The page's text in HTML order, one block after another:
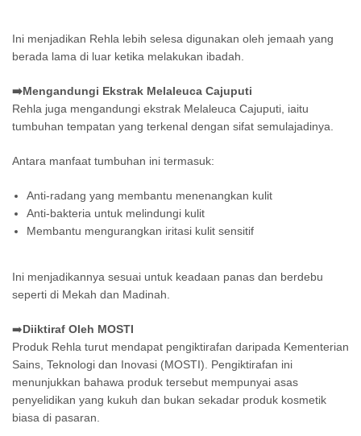
Ini menjadikan Rehla lebih selesa digunakan oleh jemaah yang
berada lama di luar ketika melakukan ibadah.
➡️Mengandungi Ekstrak Melaleuca Cajuputi
Rehla juga mengandungi ekstrak Melaleuca Cajuputi, iaitu
tumbuhan tempatan yang terkenal dengan sifat semulajadinya.
Antara manfaat tumbuhan ini termasuk:
Anti-radang yang membantu menenangkan kulit
Anti-bakteria untuk melindungi kulit
Membantu mengurangkan iritasi kulit sensitif
Ini menjadikannya sesuai untuk keadaan panas dan berdebu
seperti di Mekah dan Madinah.
➡️Diiktiraf Oleh MOSTI
Produk Rehla turut mendapat pengiktirafan daripada Kementerian
Sains, Teknologi dan Inovasi (MOSTI). Pengiktirafan ini
menunjukkan bahawa produk tersebut mempunyai asas
penyelidikan yang kukuh dan bukan sekadar produk kosmetik
biasa di pasaran.